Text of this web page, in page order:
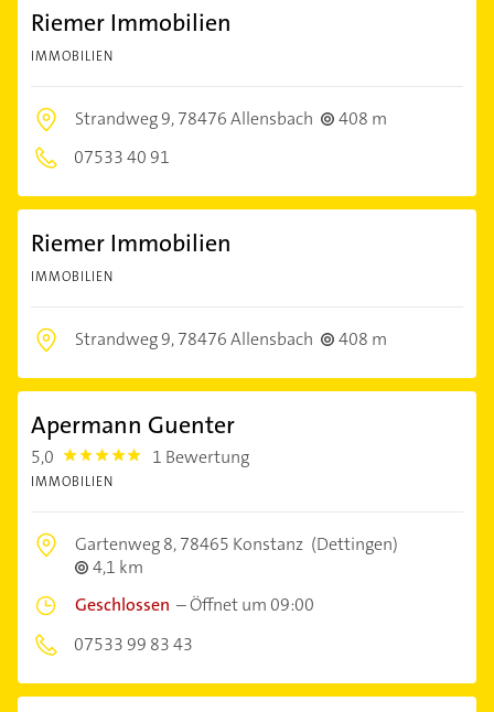
Riemer Immobilien
IMMOBILIEN
Strandweg 9,78476 Allensbach
408 m
07533 40 91
Riemer Immobilien
IMMOBILIEN
Strandweg 9,78476 Allensbach 408 m
Apermann Guenter
5,0 5.0 1 Bewertung
IMMOBILIEN
Gartenweg 8,78465 Konstanz (Dettingen)
4,1 km
Geschlossen –Öffnet um 09:00
07533 99 83 43